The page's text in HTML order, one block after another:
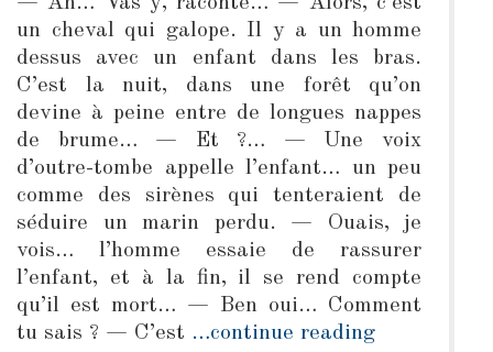
un cheval qui galope. Il y a un homme
dessus avec un enfant dans les bras.
C’est la nuit, dans une forêt qu’on
devine à peine entre de longues nappes
de brume… — Et ?… — Une voix
d’outre-tombe appelle l’enfant… un peu
comme des sirènes qui tenteraient de
séduire un marin perdu. — Ouais, je
vois… l’homme essaie de rassurer
l’enfant, et à la fin, il se rend compte
qu’il est mort… — Ben oui… Comment
tu sais ? — C’est …continue reading